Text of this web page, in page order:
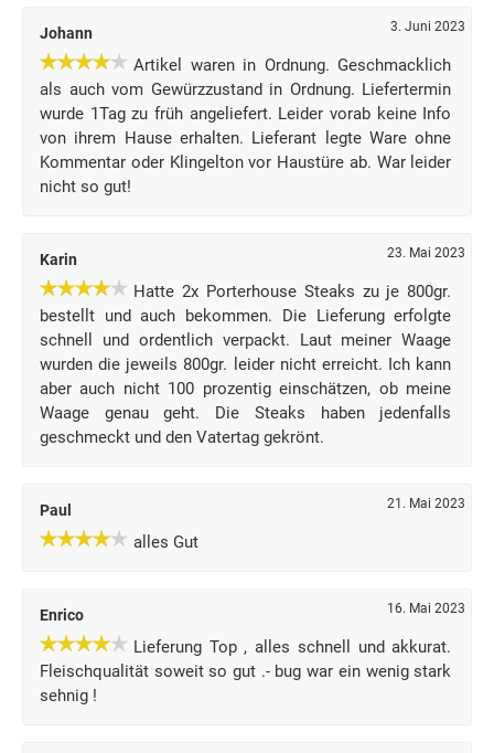
Johann 3. Juni 2023
Artikel waren in Ordnung. Geschmacklich
als auch vom Gewürzzustand in Ordnung. Liefertermin
wurde 1Tag zu früh angeliefert. Leider vorab keine Info
von ihrem Hause erhalten. Lieferant legte Ware ohne
Kommentar oder Klingelton vor Haustüre ab. War leider
nicht so gut!
Karin 23. Mai 2023
Hatte 2x Porterhouse Steaks zu je 800gr.
bestellt und auch bekommen. Die Lieferung erfolgte
schnell und ordentlich verpackt. Laut meiner Waage
wurden die jeweils 800gr. leider nicht erreicht. Ich kann
aber auch nicht 100 prozentig einschätzen, ob meine
Waage genau geht. Die Steaks haben jedenfalls
geschmeckt und den Vatertag gekrönt.
Paul 21. Mai 2023
alles Gut
Enrico 16. Mai 2023
Lieferung Top , alles schnell und akkurat.
Fleischqualität soweit so gut .- bug war ein wenig stark
sehnig !